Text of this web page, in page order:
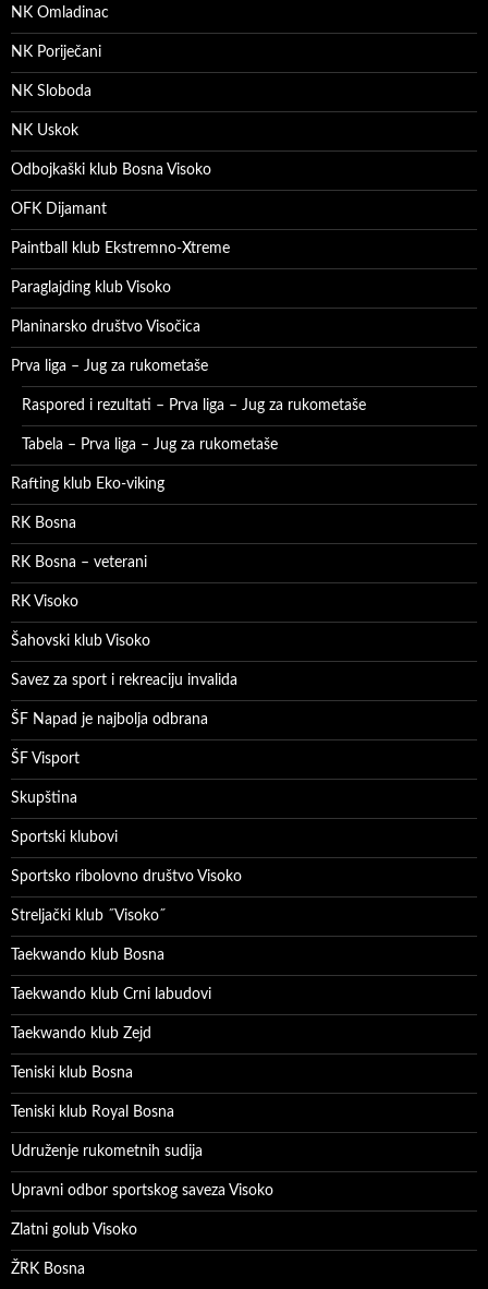
NK Omladinac
NK Poriječani
NK Sloboda
NK Uskok
Odbojkaški klub Bosna Visoko
OFK Dijamant
Paintball klub Ekstremno-Xtreme
Paraglajding klub Visoko
Planinarsko društvo Visočica
Prva liga – Jug za rukometaše
Raspored i rezultati – Prva liga – Jug za rukometaše
Tabela – Prva liga – Jug za rukometaše
Rafting klub Eko-viking
RK Bosna
RK Bosna – veterani
RK Visoko
Šahovski klub Visoko
Savez za sport i rekreaciju invalida
ŠF Napad je najbolja odbrana
ŠF Visport
Skupština
Sportski klubovi
Sportsko ribolovno društvo Visoko
Streljački klub ˝Visoko˝
Taekwando klub Bosna
Taekwando klub Crni labudovi
Taekwando klub Zejd
Teniski klub Bosna
Teniski klub Royal Bosna
Udruženje rukometnih sudija
Upravni odbor sportskog saveza Visoko
Zlatni golub Visoko
ŽRK Bosna